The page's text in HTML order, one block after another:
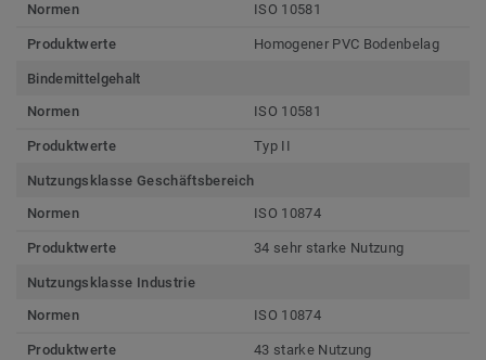
Normen
ISO 10581
Produktwerte Homogener PVC Bodenbelag
Bindemittelgehalt
Normen
ISO 10581
Produktwerte Typ II
Nutzungsklasse Geschäftsbereich
Normen
ISO 10874
Produktwerte 34 sehr starke Nutzung
Nutzungsklasse Industrie
Normen
ISO 10874
Produktwerte 43 starke Nutzung